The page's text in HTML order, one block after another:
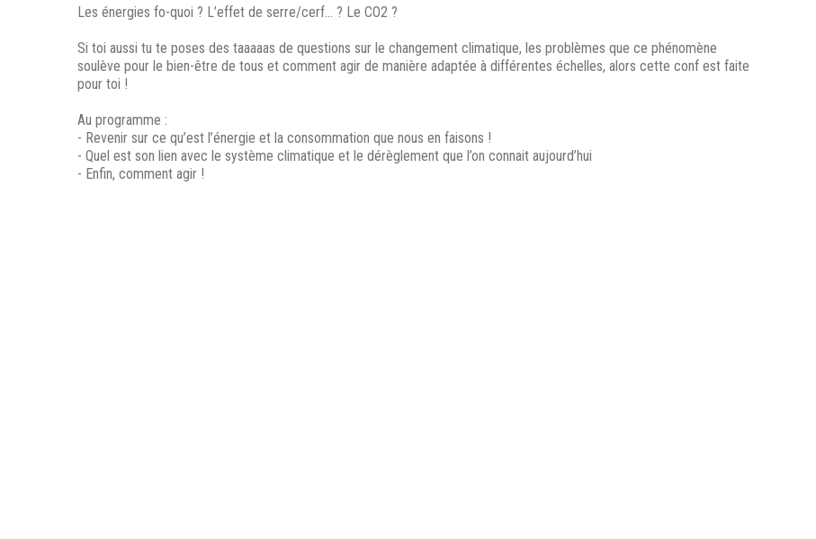
Les énergies fo-quoi ? L’effet de serre/cerf… ? Le CO2 ?
Si toi aussi tu te poses des taaaaas de questions sur le changement climatique, les problèmes que ce phénomène
soulève pour le bien-être de tous et comment agir de manière adaptée à différentes échelles, alors cette conf est faite
pour toi !
Au programme :
- Revenir sur ce qu’est l’énergie et la consommation que nous en faisons !
- Quel est son lien avec le système climatique et le dérèglement que l’on connait aujourd’hui
- Enfin, comment agir !